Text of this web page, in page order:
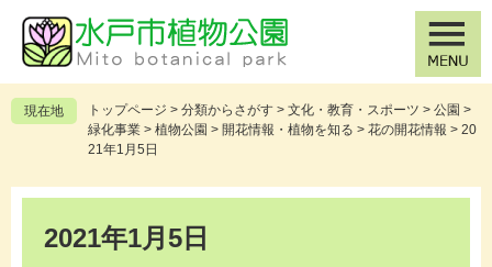
の
先
頭
ー
を
飛
現在地 トップページ > 分類からさがす > 文化・教育・スポーツ > 公園 >
緑化事業 > 植物公園 > 開花情報・植物を知る > 花の開花情報 > 20
21年1月5日
2021年1月5日